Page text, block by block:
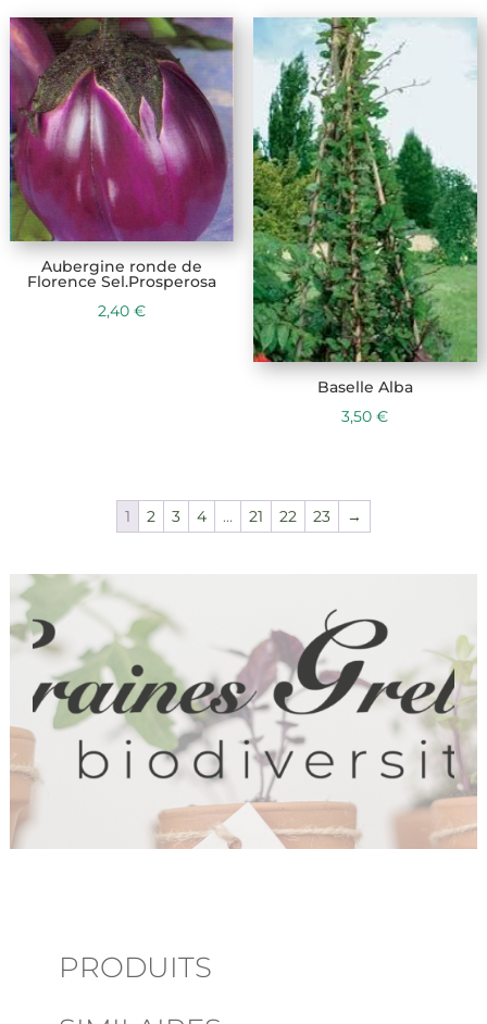
Aubergine ronde de
Florence Sel.Prosperosa
2,40€
Baselle Alba
3,50€
1 2 3 4 … 21 22 23 →
PRODUITS